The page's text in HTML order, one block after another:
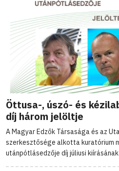
Öttusa-, úszó- és
díj három jelöltje
A Magyar Edzők Társasága és az
szerkesztősége alkotta kuratórium
utánpótlásedzője díj júliusi